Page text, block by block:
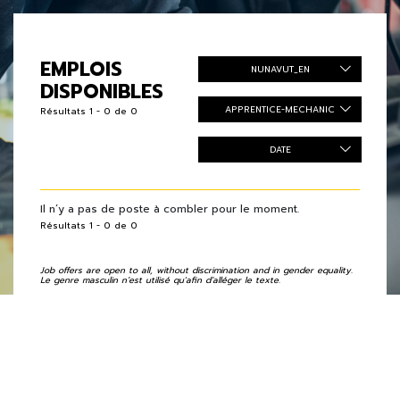
EMPLOIS
DISPONIBLES
Résultats 1 - 0 de 0
NUNAVUT_EN
APPRENTICE-MECHANIC
DATE
Il n’y a pas de poste à combler pour le moment.
Résultats 1 - 0 de 0
Job offers are open to all, without discrimination and in gender equality.
Le genre masculin n’est utilisé qu'afin d’alléger le texte.